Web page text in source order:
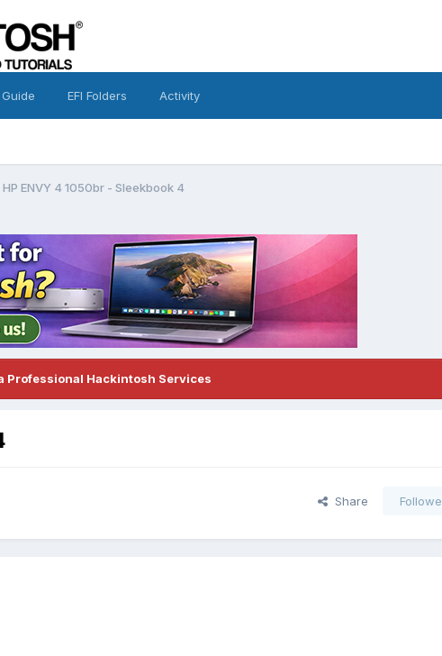
EFI Folders Activity
HP ENVY 4 1050br - Sleekbook 4
Professional Hackintosh Services
Share